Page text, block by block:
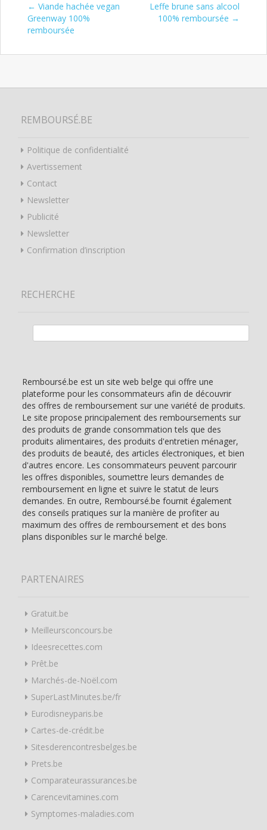
Post navigation
← Viande hachée vegan
Greenway 100%
remboursée
Leffe brune sans alcool
100% remboursée →
REMBOURSÉ.BE
Politique de confidentialité
Avertissement
Contact
Newsletter
Publicité
Newsletter
Confirmation d’inscription
RECHERCHE
Remboursé.be est un site web belge qui offre une
plateforme pour les consommateurs afin de découvrir
des offres de remboursement sur une variété de produits.
Le site propose principalement des remboursements sur
des produits de grande consommation tels que des
produits alimentaires, des produits d'entretien ménager,
des produits de beauté, des articles électroniques, et bien
d'autres encore. Les consommateurs peuvent parcourir
les offres disponibles, soumettre leurs demandes de
remboursement en ligne et suivre le statut de leurs
demandes. En outre, Remboursé.be fournit également
des conseils pratiques sur la manière de profiter au
maximum des offres de remboursement et des bons
plans disponibles sur le marché belge.
PARTENAIRES
Gratuit.be
Meilleursconcours.be
Ideesrecettes.com
Prêt.be
Marchés-de-Noël.com
SuperLastMinutes.be/fr
Eurodisneyparis.be
Cartes-de-crédit.be
Sitesderencontresbelges.be
Prets.be
Comparateurassurances.be
Carencevitamines.com
Symptomes-maladies.com